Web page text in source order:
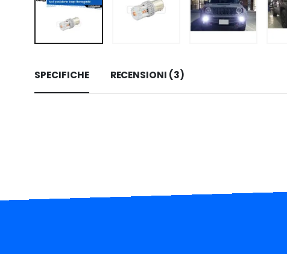
SPECIFICHE RECENSIONI (3)